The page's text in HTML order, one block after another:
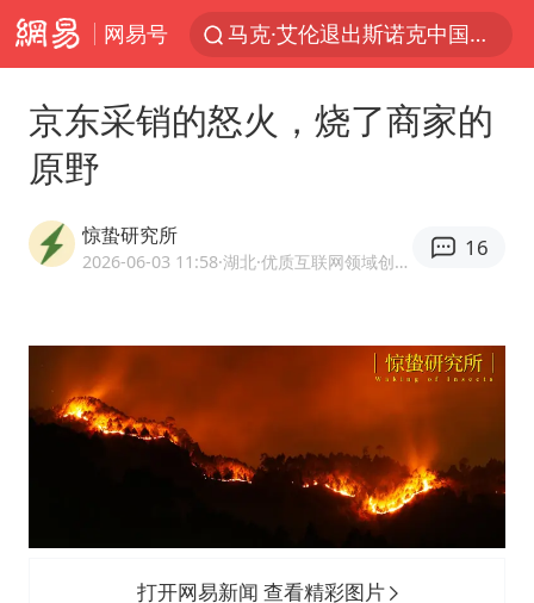
网易号
马克·艾伦退出斯诺克中国公开赛
上四休三，但降薪1000元，你接受吗？
老挝国会主席赛宋蓬逝世
茅台部分直营店飞天茅台提价
几元成本的AI广告导致千万市值蒸发
《欢迎来龙餐馆》口碑
白海豚将正面袭击贯穿浙江
京东采销的怒火，烧了商家的
原野
惊蛰研究所
2026-06-03 11:58·湖北 ·优质互联网领域创作者
16
打开网易新闻 查看精彩图片